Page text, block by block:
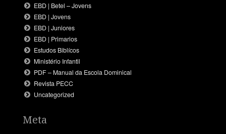
EBD | Betel – Jovens
EBD | Jovens
EBD | Juniores
EBD | Primarios
Estudos Biblícos
Ministério Infantil
PDF – Manual da Escola Dominical
Revista PECC
Uncategorized
Meta